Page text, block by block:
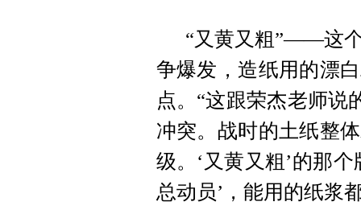
“又黄又粗”——这
争爆发，造纸用的漂
点。“这跟荣杰老师说
冲突。战时的土纸整
级。‘又黄又粗’的那
总动员’，能用的纸浆